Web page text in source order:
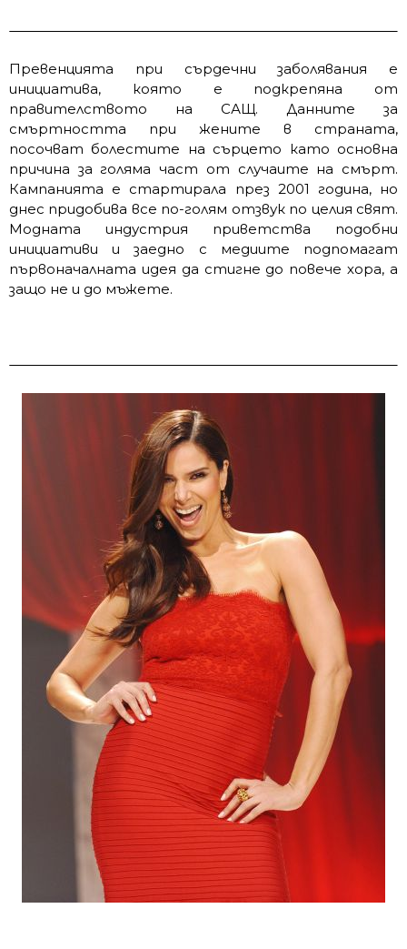
Превенцията при сърдечни заболявания е
инициатива, която е подкрепяна от
правителството на САЩ. Данните за
смъртността при жените в страната,
посочват болестите на сърцето като основна
причина за голяма част от случаите на смърт.
Кампанията е стартирала през 2001 година, но
днес придобива все по-голям отзвук по целия свят.
Модната индустрия приветства подобни
инициативи и заедно с медиите подпомагат
първоначалната идея да стигне до повече хора, а
защо не и до мъжете.